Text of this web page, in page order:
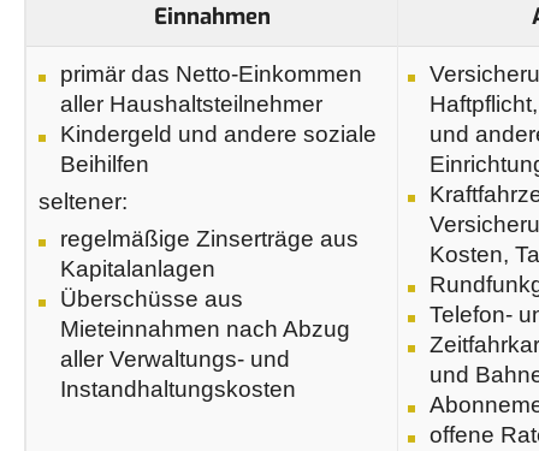
Einnahmen
primär das Netto-Einkommen
aller Haushaltsteilnehmer
Kindergeld und andere soziale
Beihilfen
seltener:
regelmäßige Zinserträge aus
Kapitalanlagen
Überschüsse aus
Mieteinnahmen nach Abzug
aller Verwaltungs- und
Instandhaltungskosten
und
Kosten,
Telefon-
und
offene